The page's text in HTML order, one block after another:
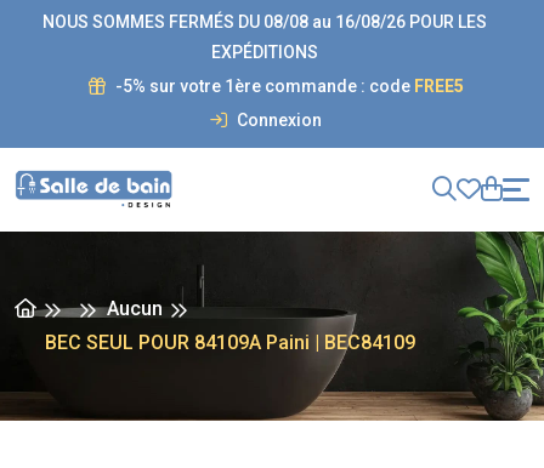
NOUS SOMMES FERMÉS DU 08/08 au 16/08/26 POUR LES
EXPÉDITIONS
-5% sur votre 1ère commande : code FREE5
Connexion
Aucun
BEC SEUL POUR 84109A Paini | BEC84109